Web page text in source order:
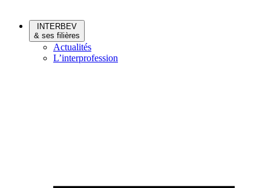
INTERBEV
& ses filières
Actualités
L’interprofession